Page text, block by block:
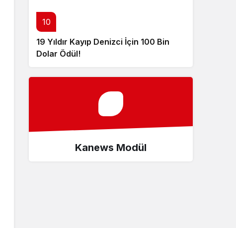
10
19 Yıldır Kayıp Denizci İçin 100 Bin
Dolar Ödül!
Kanews Modül